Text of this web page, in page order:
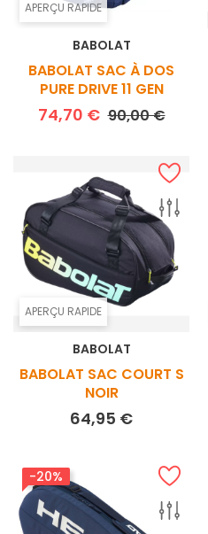
APERÇU RAPIDE
BABOLAT
BABOLAT SAC À DOS
PURE DRIVE 11 GEN
74,70 € Prix de base
90,00 €Prix
APERÇU RAPIDE
BABOLAT
BABOLAT SAC COURT S
NOIR
64,95 €Prix
-20%